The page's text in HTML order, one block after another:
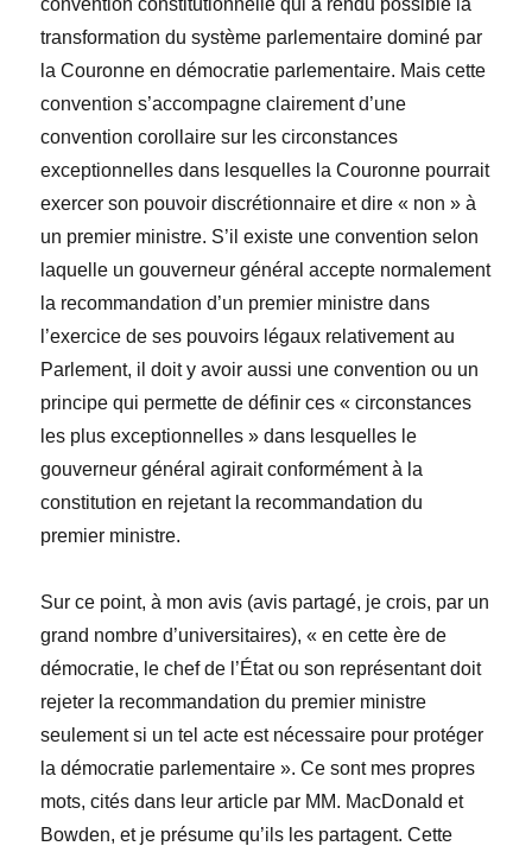
convention constitutionnelle qui a rendu possible la
transformation du système parlementaire dominé par
la Couronne en démocratie parlementaire. Mais cette
convention s’accompagne clairement d’une
convention corollaire sur les circonstances
exceptionnelles dans lesquelles la Couronne pourrait
exercer son pouvoir discrétionnaire et dire « non » à
un premier ministre. S’il existe une convention selon
laquelle un gouverneur général accepte normalement
la recommandation d’un premier ministre dans
l’exercice de ses pouvoirs légaux relativement au
Parlement, il doit y avoir aussi une convention ou un
principe qui permette de définir ces « circonstances
les plus exceptionnelles » dans lesquelles le
gouverneur général agirait conformément à la
constitution en rejetant la recommandation du
premier ministre.
Sur ce point, à mon avis (avis partagé, je crois, par un
grand nombre d’universitaires), « en cette ère de
démocratie, le chef de l’État ou son représentant doit
rejeter la recommandation du premier ministre
seulement si un tel acte est nécessaire pour protéger
la démocratie parlementaire ». Ce sont mes propres
mots, cités dans leur article par MM. MacDonald et
Bowden, et je présume qu’ils les partagent. Cette